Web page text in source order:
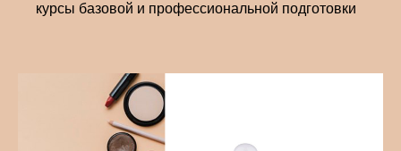
курсы базовой и профессиональной подготовки